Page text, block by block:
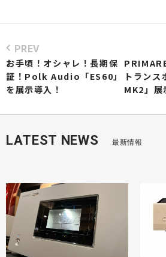
PREV
お手頃！オシャレ！長期保
証！Polk Audio「ES60」
を展示導入！
トラン
MK2」展
LATEST NEWS 最新情報